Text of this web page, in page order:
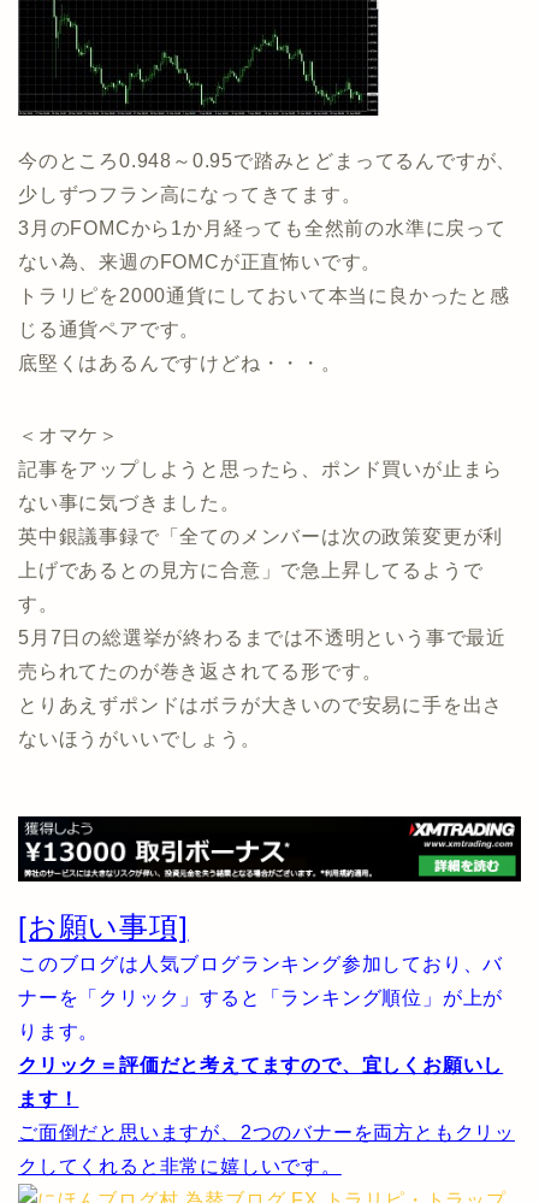
今のところ0.948～0.95で踏みとどまってるんですが、
少しずつフラン高になってきてます。
3月のFOMCから1か月経っても全然前の水準に戻って
ない為、来週のFOMCが正直怖いです。
トラリピを2000通貨にしておいて本当に良かったと感
じる通貨ペアです。
底堅くはあるんですけどね・・・。
＜オマケ＞
記事をアップしようと思ったら、ポンド買いが止まら
ない事に気づきました。
英中銀議事録で「全てのメンバーは次の政策変更が利
上げであるとの見方に合意」で急上昇してるようで
す。
5月7日の総選挙が終わるまでは不透明という事で最近
売られてたのが巻き返されてる形です。
とりあえずポンドはボラが大きいので安易に手を出さ
ないほうがいいでしょう。
[お願い事項]
このブログは人気ブログランキング参加しており、バ
ナーを「クリック」すると「ランキング順位」が上が
ります。
クリック＝評価だと考えてますので、宜しくお願いし
ます！
ご面倒だと思いますが、2つのバナーを両方ともクリッ
クしてくれると非常に嬉しいです。